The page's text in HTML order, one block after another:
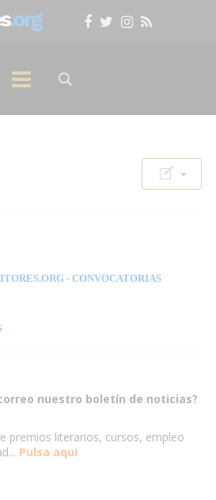
- CONVOCATORIAS
nuestro boletín de noticias?
premios literarios, cursos, empleo
Pulsa aqui